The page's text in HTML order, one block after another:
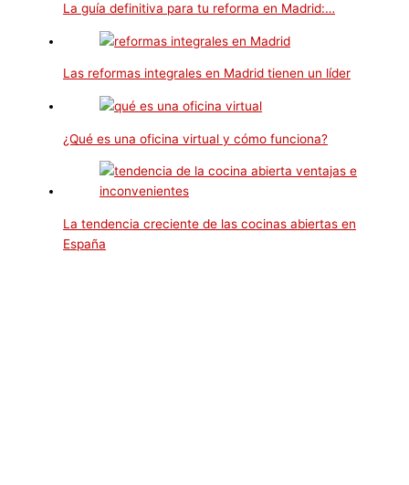
La guía definitiva para tu reforma en Madrid:…
Las reformas integrales en Madrid tienen un líder
¿Qué es una oficina virtual y cómo funciona?
La tendencia creciente de las cocinas abiertas en
España